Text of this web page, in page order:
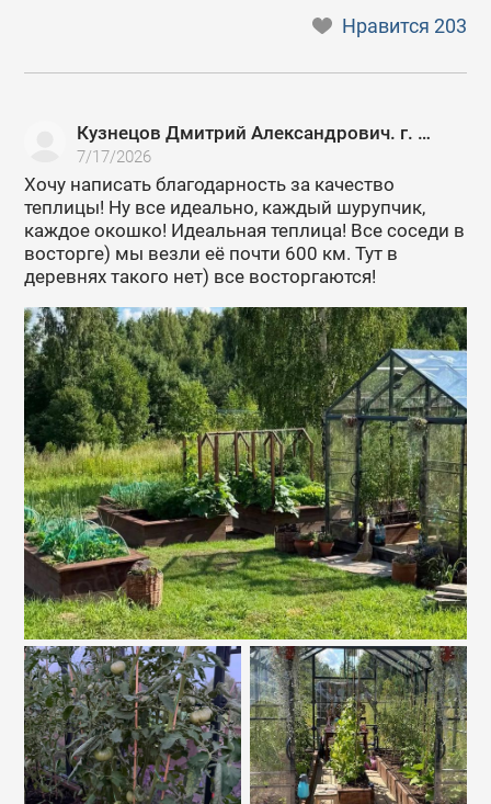
Нравится203
Кузнецов Дмитрий Александрович. г. Москва
7/17/2026
Хочу написать благодарность за качество
теплицы! Ну все идеально, каждый шурупчик,
каждое окошко! Идеальная теплица! Все соседи в
восторге) мы везли её почти 600 км. Тут в
деревнях такого нет) все восторгаются!